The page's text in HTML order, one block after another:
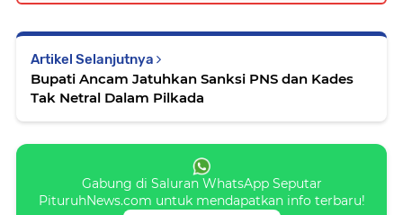
Artikel Selanjutnya
Bupati Ancam Jatuhkan Sanksi PNS dan Kades
Tak Netral Dalam Pilkada
Gabung di Saluran WhatsApp Seputar
PituruhNews.com untuk mendapatkan info terbaru!